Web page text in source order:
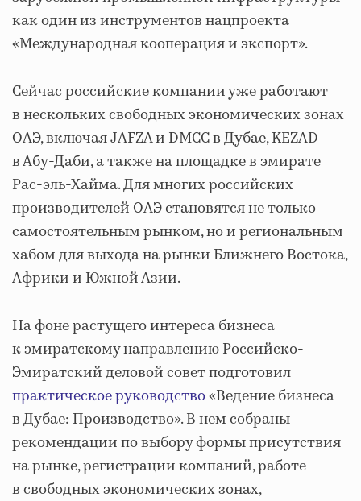
как один из инструментов нацпроекта
«Международная кооперация и экспорт».
Сейчас российские компании уже работают
в нескольких свободных экономических зонах
ОАЭ, включая JAFZA и DMCC в Дубае, KEZAD
в Абу-Даби, а также на площадке в эмирате
Рас-эль-Хайма. Для многих российских
производителей ОАЭ становятся не только
самостоятельным рынком, но и региональным
хабом для выхода на рынки Ближнего Востока,
Африки и Южной Азии.
На фоне растущего интереса бизнеса
к эмиратскому направлению Российско-
Эмиратский деловой совет подготовил
практическое руководство«Ведение бизнеса
в Дубае: Производство». В нем собраны
рекомендации по выбору формы присутствия
на рынке, регистрации компаний, работе
в свободных экономических зонах,